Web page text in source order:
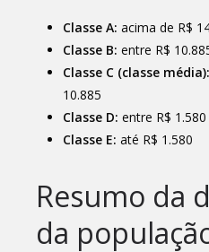
Classe A: acima de R$
Classe B: entre R$
Classe C (classe média):
10.885
Classe D: entre R$
Classe E: até R$ 1.580
Resumo da
da